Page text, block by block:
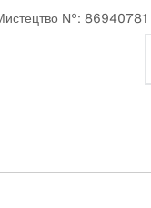
№: 86940781